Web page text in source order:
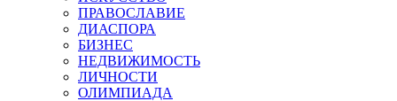
ПРАВОСЛАВИЕ
ДИАСПОРА
БИЗНЕС
НЕДВИЖИМОСТЬ
ЛИЧНОСТИ
ОЛИМПИАДА